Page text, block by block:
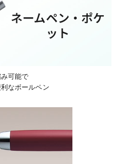
ネームペン・ポケ
ット
可能で
なボールペン